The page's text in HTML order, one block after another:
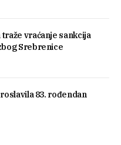
traže vraćanje sankcija
Srebrenice
83. rođendan